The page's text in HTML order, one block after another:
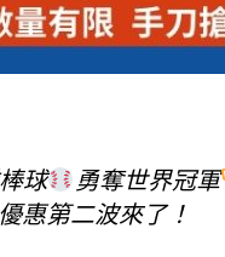
球
勇奪世界冠軍
惠第二波來了！